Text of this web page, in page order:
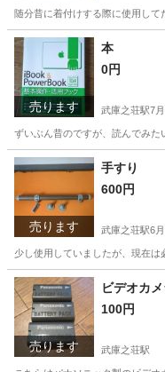
随分昔に着付けする際に使用し
兵庫 尼崎市
売ります
本
0円
武庫之荘駅7
ずいぶん昔のですが、読んでみ
兵庫 尼崎市 武庫之荘駅
売ります
手すり
600円
武庫之荘駅6
少し使用していましたが、現在
兵庫 尼崎市 武庫之荘駅
売ります
ビデオカ
100円
武庫之荘駅